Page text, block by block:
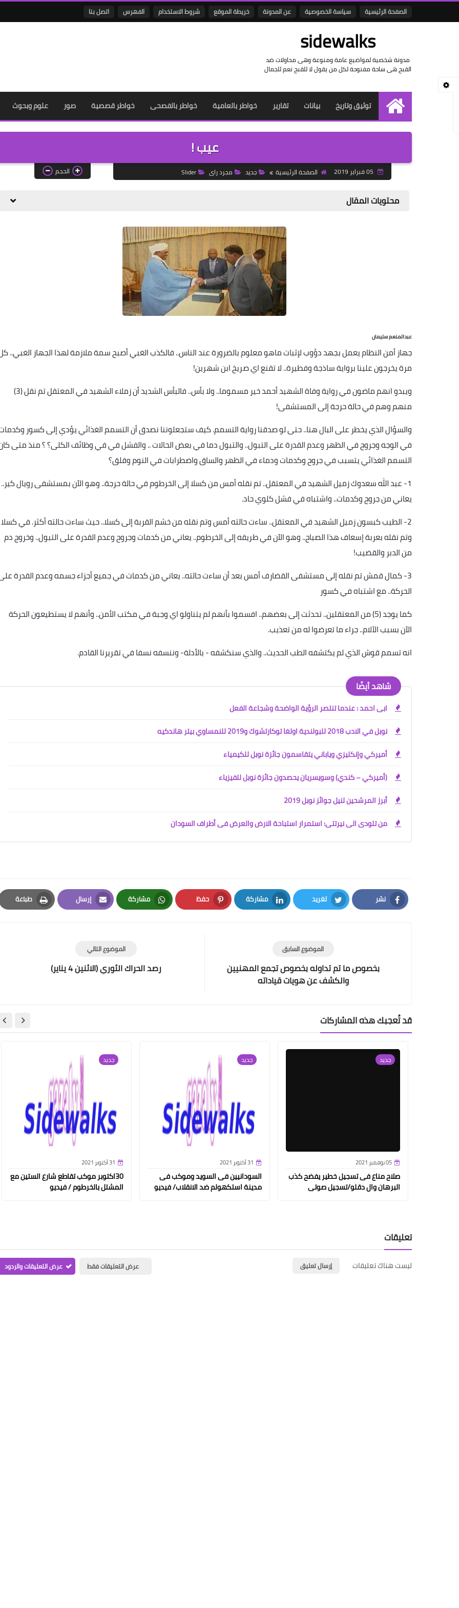
الصفحة الرئيسية سياسة الخصوصية عن المدونة خريطة الموقع شروط الاستخدام الفهرس اتصل بنا
sidewalks
مدونة شخصية لمواضيع عامة ومنوعة وهى محاولات ضد
القبح هى ساحة مفنوحة لكل من يقول لا للقبح نعم للجمال
الرئيسية
توثيق وتاريخ بيانات تقارير خواطر بالعامية خواطر بالفصحى خواطر قصصية صور علوم وبحوث
عيب !
الصفحة الرئيسية جديد مجرد راى Slider الحجم
محتويات المقال
عبدالمنعم سليمان
جهاز أمن النظام يعمل بجهد دؤوب لإثبات ماهو معلوم بالضرورة عند الناس.. فالكذب الغبي أصبح سمة ملازمة لهذا الجهاز الغبي..
مرة يخرجون علينا برواية ساذجة وفطيرة.. لا تقنع اي صريخ ابن شهرين!
ويبدو انهم ماضون في رواية وفاة الشهيد أحمد خير مسموما.. ولا بأس.. فالبأس الشديد أن زملاء الشهيد في المعتقل تم نقل (3)
منهم وهم في حالة حرجة إلى المستشفى!
والسؤال الذي يخطر على البال هنا.. حتى لو صدقنا رواية التسمم. كيف ستجعلوننا نصدق أن التسمم الغذائي يؤدي إلى كسور
في الوجه وجروح في الظهر وعدم القدرة على التبول.. والتبول دما في بعض الحالات .. والفشل في في وظائف الكلى؟ ؟ منذ متى
التسمم الغذائي يتسبب في جروح وكدمات ودماء في الظهر والساق واضطرابات في النوم وقلق؟
1- عبد الله سعدوك زميل الشهيد في المعتقل.. تم نقله أمس من كسلا إلى الخرطوم في حالة حرجة.. وهو الآن بمستشفى رويال كير..
يعاني من جروح وكدمات.. واشتباه في فشل كلوي حاد.
2- الطيب كبسون زميل الشهيد في المعتقل.. ساءت حالته أمس وتم نقله من خشم القربة إلى كسلا.. حيث ساءت حالته أكثر. في كسلا
وتم نقله بعربة إسعاف هذا الصباح.. وهو الآن في طريقه إلى الخرطوم.. يعاني من كدمات وجروح وعدم القدرة على التبول.. وخروج دم
من الدبر والقضيب!
3- كمال قمش تم نقله إلى مستشفى القضارف أمس بعد أن ساءت حالته.. يعاني من كدمات في جميع أجزاء جسمه وعدم القدرة
الحركة.. مع اشتباه في كسور
كما يوجد (5) من المعتقلين.. تحدثت إلى بعضهم.. افسموا بأنهم لم يتناولو اي وجبة في مكتب الأمن.. وأنهم لا يستطيعون الحركة
الآن بسبب الآلام.. جراء ما تعرضوا له من تعذيب.
انه تسمم قوش الذي لم يكتشفه الطب الحديث.. والذي سنكشفه - بالأدلة- وننسفه نسفا في تقريرنا القادم.
شاهد أيضًا
ابى احمد : عندما تنتصر الرؤية الواضحة وشجاعة الفعل
نوبل في الادب 2018 للبولندية اولغا توكارتشوك و2019 للنمساوي بيتر هاندكيه
أميركي وإنكليزي وياباني يتقاسمون جائزة نوبل للكيمياء
(أميركي – كندي) وسويسريان يحصدون جائزة نوبل للفيزياء
أبرز المرشحين لنيل جوائز نوبل 2019
من تلودى الى نيرتتى: استمرار استباحة الارض والعرض فى أطراف السودان
نشر
Facebook
تغريد
Twitter
مشاركة
LinkedIn
حفظ
Pinterest
مشاركة
Whatsapp
إرسال
Email
طباعة
Print
الموضوع التالي
رصد الحراك الثوري (الاثنين 4 يناير)
الموضوع السابق
بخصوص ما تم تداوله بخصوص تجمع المهنيين
والكشف عن هويات قياداته
قد تُعجبك هذه المشاركات
جديد
05 نوفمبر 2021
صلاح مناع فى تسجيل خطير يفضح كذب
البرهان وال دقلو/تسجيل صوتى
جديد
31 أكتوبر 2021
السودانيين فى السويد وموكب فى
مدينة استكهولم ضد الانقلاب/ فيديو
جديد
31 أكتوبر 2021
30اكتوبر موكب تقاطع شارع الستين مع
المشتل بالخرطوم / فيديو
تعليقات
ليست هناك تعليقات إرسال تعليق عرض التعليقات فقط عرض التعليقات والردود